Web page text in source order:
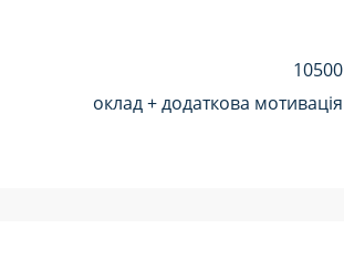
10500
оклад + додаткова мотивація